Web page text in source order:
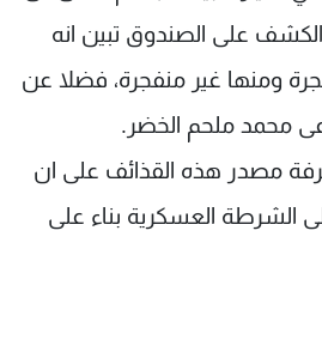
على الصندوق تبين انه
ومنها غير منفجرة، فضلا عن
محمد ملحم الخضر.
مصدر هذه القذائف على ان
الشرطة العسكرية بناء على
تواصل معنا
شروط الإسـتخدام
سياسة الخصوصية